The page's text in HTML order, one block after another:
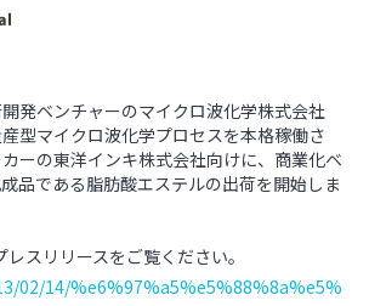
発ベンチャーのマイクロ波化学株式会社
型マイクロ波化学プロセスを本格稼働さ
ーの東洋インキ株式会社向けに、商業化ベ
品である脂肪酸エステルの出荷を開始しま
スリリースをご覧ください。
02/14/%e6%97%a5%e5%88%8a%e5%